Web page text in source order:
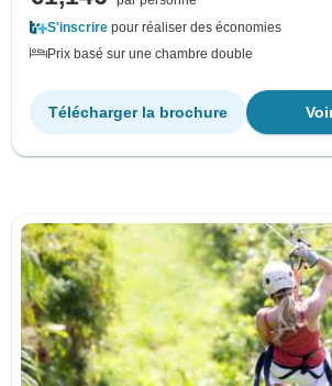
S'inscrire pour réaliser des économies
Prix basé sur une chambre double
Télécharger la brochure